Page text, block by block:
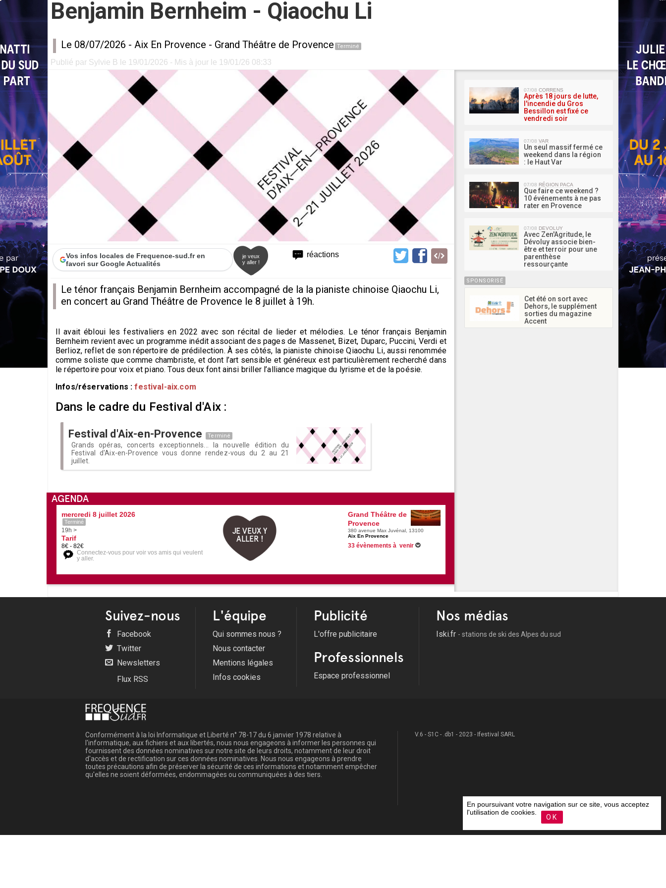
Benjamin Bernheim - Qiaochu Li
Le 08/07/2026 - Aix En Provence - Grand Théâtre de Provence Terminé
Publié par Sylvie B le 19/01/2026 - Mis à jour le 19/01/26 08:33
réactions
Vos infos locales de Frequence-sud.fr en
favori sur Google Actualités
je veux
y aller !
Le ténor français Benjamin Bernheim accompagné de la la pianiste chinoise Qiaochu Li,
en concert au Grand Théâtre de Provence le 8 juillet à 19h.
Ilavait ébloui les festivaliers en 2022 avec son récital de lieder et mélodies. Le ténor français Benjamin
Bernheim revient avec un programme inédit associant des pages de Massenet, Bizet, Duparc, Puccini, Verdi et
Berlioz, reflet de son répertoire de prédilection. À ses côtés, la pianiste chinoiseQiaochu Li, aussi renommée
comme soliste que comme chambriste, et dont l’art sensible et généreux est particulièrement recherché dans
le répertoire pour voix et piano. Tous deux font ainsi briller l’alliance magique du lyrisme et de la poésie.
Infos/réservations :festival-aix.com
Dans le cadre du Festival d'Aix :
Festival d'Aix-en-Provence Terminé
Grands opéras, concerts exceptionnels... la nouvelle édition du
Festival d'Aix-en-Provence vous donne rendez-vous du 2 au 21
juillet.
AGENDA
mercredi 8 juillet 2026
Terminé
19h >
Tarif
8€ - 82€
Connectez-vous pour voir vos amis qui veulent
y aller.
JE VEUX Y
ALLER !
Grand Théâtre de
Provence
380 avenue Max Juvénal, 13100
Aix En Provence
33 évènements à venir
Du 03/11/2026 au 05/11/2026 -Un coin de paradis
MA
07/08 CORRENS
Après 18 jours de lutte,
l'incendie du Gros
Bessillon est fixé ce
vendredi soir
07/08 VAR
Un seul massif fermé ce
weekend dans la région
: le Haut Var
07/08 RÉGION PACA
Que faire ce weekend ?
10 événements à ne pas
rater en Provence
07/08 DEVOLUY
Avec Zen'Agritude, le
Dévoluy associe bien-
être et terroir pour une
parenthèse
ressourçante
SPONSORISÉ
Cet été on sort avec
Dehors, le supplément
sorties du magazine
Accent
Suivez-nous
Facebook
Twitter
Newsletters
Flux RSS
L'équipe
Qui sommes nous ?
Nous contacter
Mentions légales
Infos cookies
Publicité
L'offre publicitaire
Professionnels
Espace professionnel
Nos médias
Iski.fr - stations de ski des Alpes du sud
Conformément à la loi Informatique et Liberté n° 78-17 du 6 janvier 1978 relative à
l'informatique, aux fichiers et aux libertés, nous nous engageons à informer les personnes qui
fournissent des données nominatives sur notre site de leurs droits, notamment de leur droit
d'accès et de rectification sur ces données nominatives. Nous nous engageons à prendre
toutes précautions afin de préserver la sécurité de ces informations et notamment empêcher
qu'elles ne soient déformées, endommagées ou communiquées à des tiers.
V.6 - S1C - .db1 - 2023 - Ifestival SARL
En poursuivant votre navigation sur ce site, vous acceptez
l'utilisation de cookies.
OK